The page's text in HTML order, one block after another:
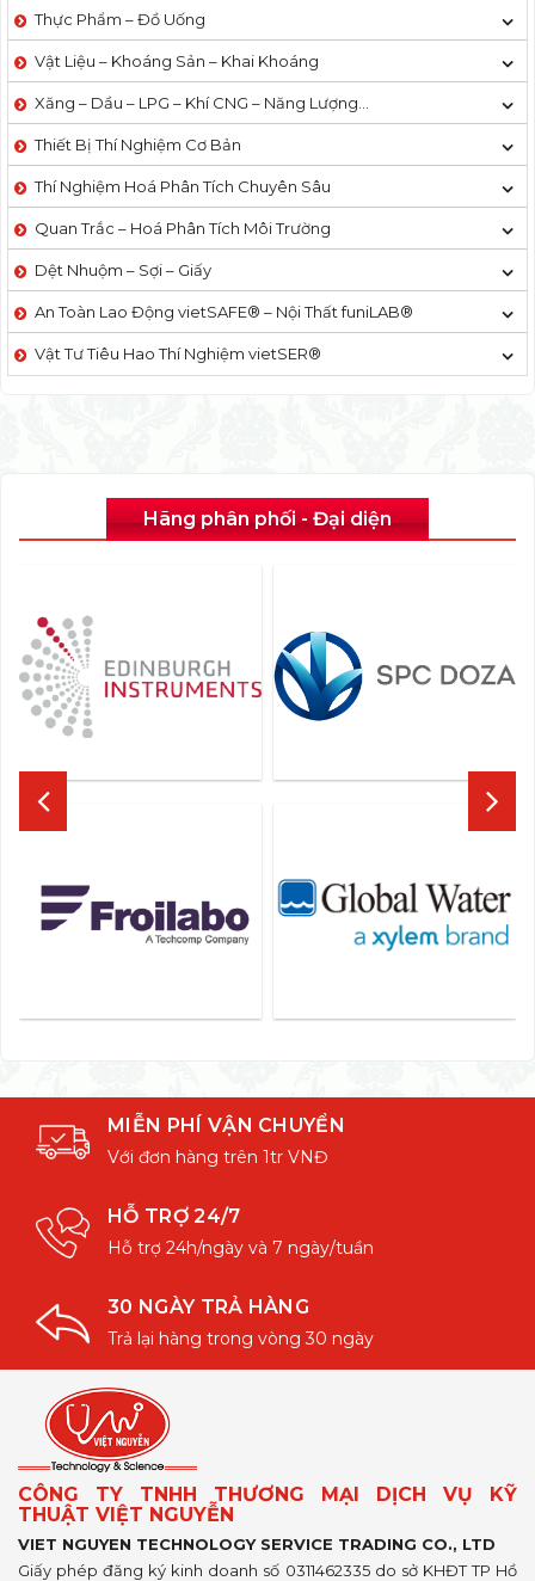
Thực Phẩm – Đồ Uống
Vật Liệu – Khoáng Sản – Khai Khoáng
Xăng – Dầu – LPG – Khí CNG – Năng Lượng…
Thiết Bị Thí Nghiệm Cơ Bản
Thí Nghiệm Hoá Phân Tích Chuyên Sâu
Quan Trắc – Hoá Phân Tích Môi Trường
Dệt Nhuộm – Sợi – Giấy
An Toàn Lao Động vietSAFE® – Nội Thất funiLAB®
Vật Tư Tiêu Hao Thí Nghiệm vietSER®
Hãng phân phối - Đại diện
MIỄN PHÍ VẬN CHUYỂN
Với đơn hàng trên 1tr VNĐ
HỖ TRỢ 24/7
Hỗ trợ 24h/ngày và 7 ngày/tuần
30 NGÀY TRẢ HÀNG
Trả lại hàng trong vòng 30 ngày
CÔNG TY TNHH THƯƠNG MẠI DỊCH VỤ KỸ
THUẬT VIỆT NGUYỄN
VIET NGUYEN TECHNOLOGY SERVICE TRADING CO., LTD
Giấy phép đăng ký kinh doanh số 0311462335 do sở KHĐT TP Hồ